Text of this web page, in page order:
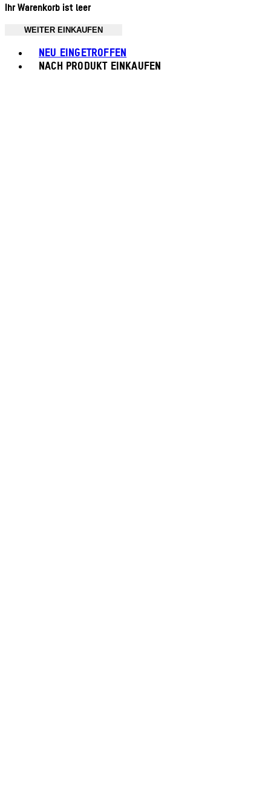
Ihr Warenkorb ist leer
WEITER EINKAUFEN
NEU EINGETROFFEN
NACH PRODUKT EINKAUFEN